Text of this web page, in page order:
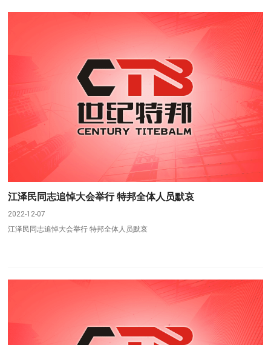
江泽民同志追悼大会举行 特邦全体人员默哀
2022-12-07
江泽民同志追悼大会举行 特邦全体人员默哀